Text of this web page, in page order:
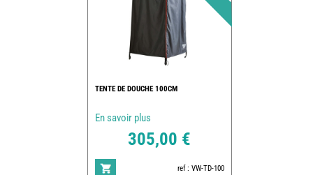
TENTE DE DOUCHE 100CM
En savoir plus
305,00 €
ref : VW-TD-100